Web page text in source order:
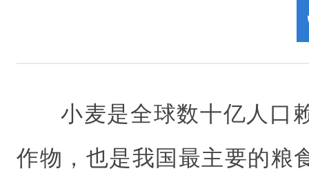
小麦是全球数十亿人口
作物，也是我国最主要的粮